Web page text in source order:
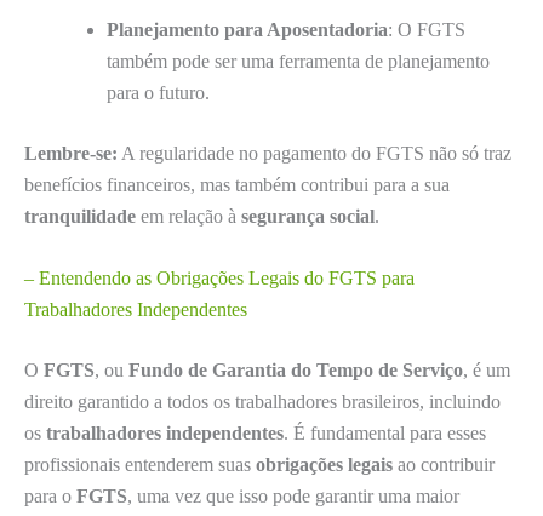
Planejamento para Aposentadoria: O FGTS
também pode ser uma ferramenta de planejamento
para o futuro.
Lembre-se: A regularidade no pagamento do FGTS não só traz
benefícios financeiros, mas também contribui para a sua
tranquilidade em relação à segurança social.
– Entendendo as Obrigações Legais do FGTS para
Trabalhadores Independentes
O FGTS, ou Fundo de Garantia do Tempo de Serviço, é um
direito garantido a todos os trabalhadores brasileiros, incluindo
os trabalhadores independentes. É fundamental para esses
profissionais entenderem suas obrigações legais ao contribuir
para o FGTS, uma vez que isso pode garantir uma maior